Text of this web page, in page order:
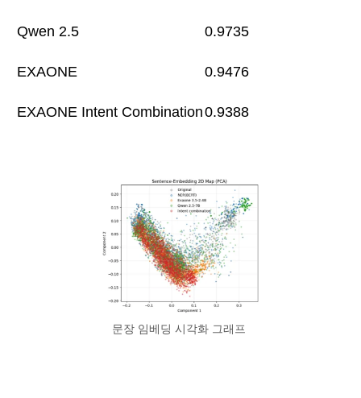
Qwen 2.5 0.9735
EXAONE 0.9476
EXAONE Intent Combination0.9388
문장 임베딩 시각화 그래프